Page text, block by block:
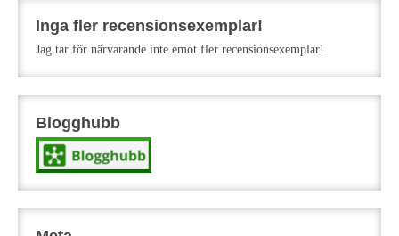
Inga fler recensionsexemplar!
Jag tar för närvarande inte emot fler recensionsexemplar!
Blogghubb